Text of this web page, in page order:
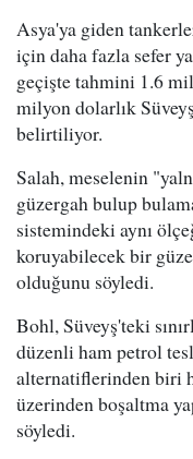
Asya'ya giden
için daha fazla sefer
geçişte tahmini 1.6
milyon dolarlık
belirtiliyor.
Salah, meselenin
güzergah bulup
sistemindeki aynı
koruyabilecek bir
olduğunu söyledi.
Bohl, Süveyş'teki
düzenli ham petrol
alternatiflerinden biri
üzerinden boşaltma
söyledi.